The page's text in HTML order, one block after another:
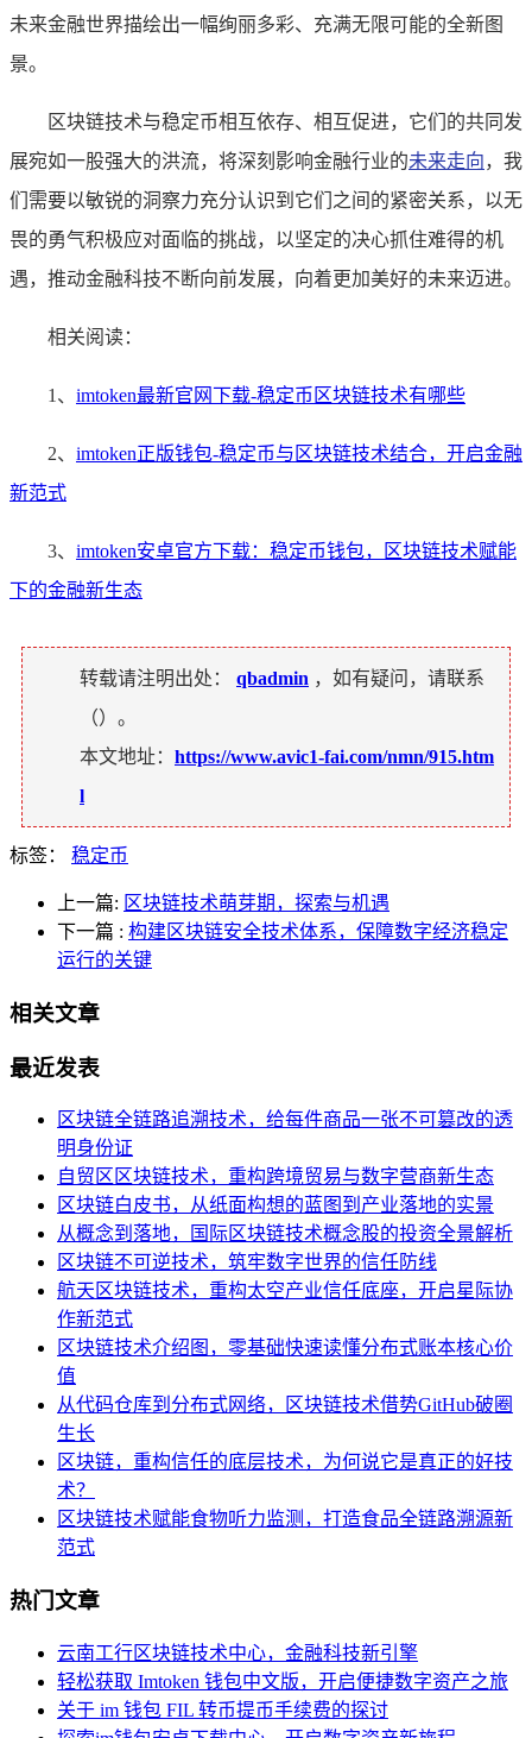
未来金融世界描绘出一幅绚丽多彩、充满无限可能的全新图
景。
区块链技术与稳定币相互依存、相互促进，它们的共同发
展宛如一股强大的洪流，将深刻影响金融行业的未来走向，我
们需要以敏锐的洞察力充分认识到它们之间的紧密关系，以无
畏的勇气积极应对面临的挑战，以坚定的决心抓住难得的机
遇，推动金融科技不断向前发展，向着更加美好的未来迈进。
相关阅读：
1、 imtoken最新官网下载-稳定币区块链技术有哪些
2、 imtoken正版钱包-稳定币与区块链技术结合，开启金融
新范式
3、 imtoken安卓官方下载：稳定币钱包，区块链技术赋能
下的金融新生态
转载请注明出处： qbadmin ，如有疑问，请联系
（）。
本文地址： https://www.avic1-fai.com/nmn/915.htm
l
标签： 稳定币
上一篇: 区块链技术萌芽期，探索与机遇
下一篇 : 构建区块链安全技术体系，保障数字经济稳定
运行的关键
相关文章
最近发表
区块链全链路追溯技术，给每件商品一张不可篡改的透
明身份证
自贸区区块链技术，重构跨境贸易与数字营商新生态
区块链白皮书，从纸面构想的蓝图到产业落地的实景
从概念到落地，国际区块链技术概念股的投资全景解析
区块链不可逆技术，筑牢数字世界的信任防线
航天区块链技术，重构太空产业信任底座，开启星际协
作新范式
区块链技术介绍图，零基础快速读懂分布式账本核心价
值
从代码仓库到分布式网络，区块链技术借势GitHub破圈
生长
区块链，重构信任的底层技术，为何说它是真正的好技
术？
区块链技术赋能食物听力监测，打造食品全链路溯源新
范式
热门文章
云南工行区块链技术中心，金融科技新引擎
轻松获取 Imtoken 钱包中文版，开启便捷数字资产之旅
关于 im 钱包 FIL 转币提币手续费的探讨